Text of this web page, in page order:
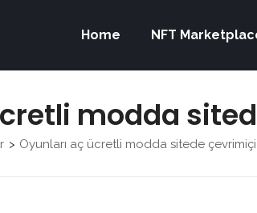
Home NFT
modda
> Oyunları aç ücretli modda sitede